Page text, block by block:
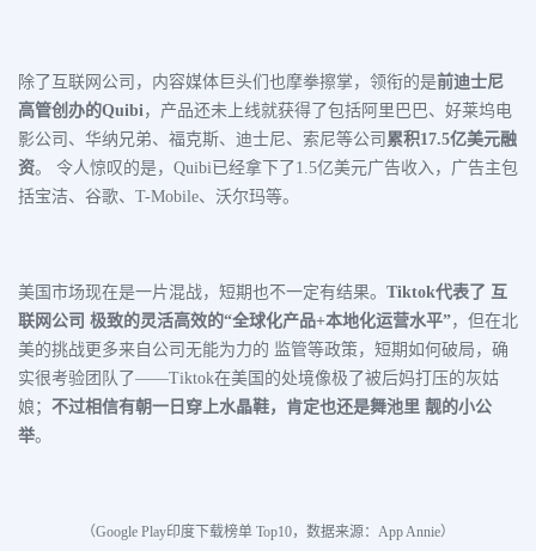
除了互联网公司，内容媒体巨头们也摩拳擦掌，领衔的是前迪士尼
高管创办的Quibi，产品还未上线就获得了包括阿里巴巴、好莱坞电
影公司、华纳兄弟、福克斯、迪士尼、索尼等公司 累积17.5亿美元融
资。 令人惊叹的是，Quibi已经拿下了1.5亿美元广告收入，广告主包
括宝洁、谷歌、T-Mobile、沃尔玛等。
美国市场现在是一片混战，短期也不一定有结果。 Tiktok代表了 互
联网公司 极致的灵活高效的“全球化产品+本地化运营水平”，但在北
美的挑战更多来自公司无能为力的 监管等政策，短期如何破局，确
实很考验团队了——Tiktok在美国的处境像极了被后妈打压的灰姑
娘； 不过相信有朝一日穿上水晶鞋，肯定也还是舞池里 靓的小公
举。
（Google Play印度 下载榜单 Top10， 数据来源： App Annie）